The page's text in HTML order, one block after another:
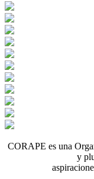
CORAPE es una
y